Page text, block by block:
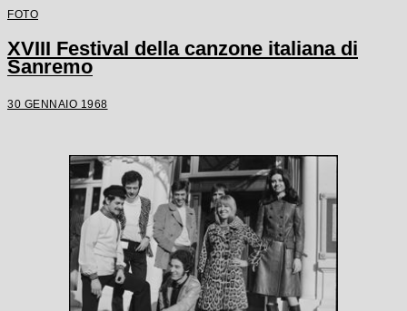
FOTO
XVIII Festival della canzone italiana di
Sanremo
30 GENNAIO 1968